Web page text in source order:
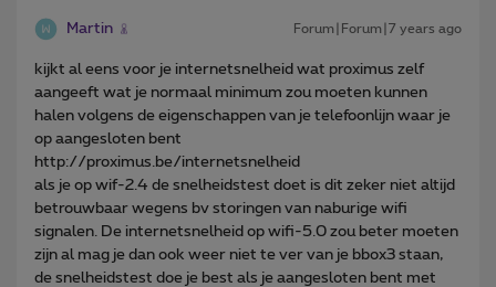
Martin Forum|Forum|7 years ago
kijkt al eens voor je internetsnelheid wat proximus zelf
aangeeft wat je normaal minimum zou moeten kunnen
halen volgens de eigenschappen van je telefoonlijn waar je
op aangesloten bent
http://proximus.be/internetsnelheid
als je op wif-2.4 de snelheidstest doet is dit zeker niet altijd
betrouwbaar wegens bv storingen van naburige wifi
signalen. De internetsnelheid op wifi-5.0 zou beter moeten
zijn al mag je dan ook weer niet te ver van je bbox3 staan,
de snelheidstest doe je best als je aangesloten bent met